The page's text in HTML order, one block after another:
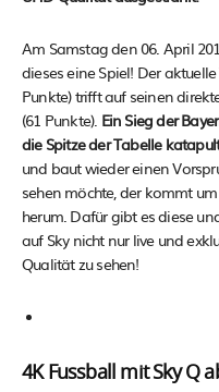
Am Samstag den 06. April
dieses eine Spiel! Der
Punkte) trifft auf seinen
(61 Punkte). Ein Sieg der
die Spitze der Tabelle
und baut wieder einen
sehen möchte, der kommt
herum. Dafür gibt es diese
auf Sky nicht nur live und
Qualität zu sehen!
4K Fussball mit Sky Q